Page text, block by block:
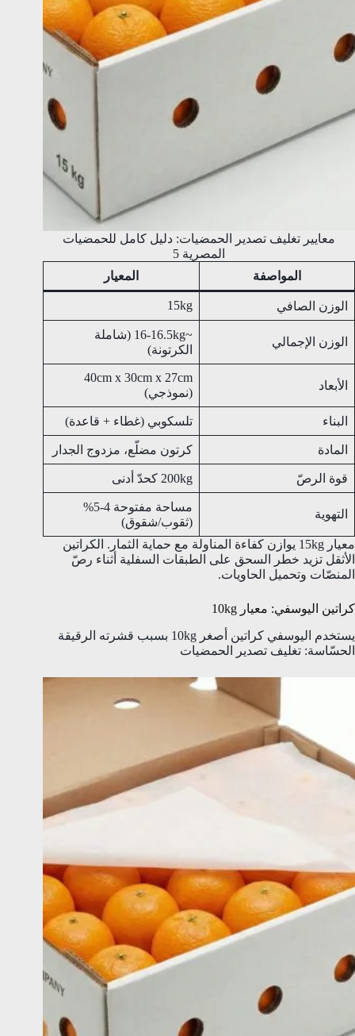
معايير تغليف تصدير الحمضيات: دليل كامل للحمضيات
المصرية 5
المواصفة
المعيار
الوزن الصافي 15kg
الوزن الإجمالي
~16-16.5kg (شاملة
الكرتونة)
الأبعاد
40cm x 30cm x 27cm
(نموذجي)
البناء تلسكوبي (غطاء + قاعدة)
المادة كرتون مضلّع، مزدوج الجدار
قوة الرصّ 200kg كحدّ أدنى
التهوية
مساحة مفتوحة 4-5%
(ثقوب/شقوق)
معيار 15kg يوازن كفاءة المناولة مع حماية الثمار. الكراتين
الأثقل تزيد خطر السحق على الطبقات السفلية أثناء رصّ
المنصّات وتحميل الحاويات.
كراتين اليوسفي: معيار 10kg
يستخدم اليوسفي كراتين أصغر 10kg بسبب قشرته الرقيقة
الحسّاسة: تغليف تصدير الحمضيات